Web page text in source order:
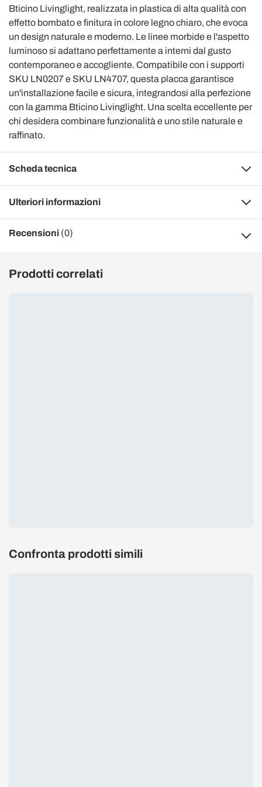
Bticino Livinglight, realizzata in plastica di alta qualità con
effetto bombato e finitura in colore legno chiaro, che evoca
un design naturale e moderno. Le linee morbide e l'aspetto
luminoso si adattano perfettamente a interni dal gusto
contemporaneo e accogliente. Compatibile con i supporti
SKU LN0207 e SKU LN4707, questa placca garantisce
un'installazione facile e sicura, integrandosi alla perfezione
con la gamma Bticino Livinglight. Una scelta eccellente per
chi desidera combinare funzionalità e uno stile naturale e
raffinato.
Scheda tecnica
Ulteriori informazioni
Recensioni (0)
Prodotti correlati
Confronta prodotti simili